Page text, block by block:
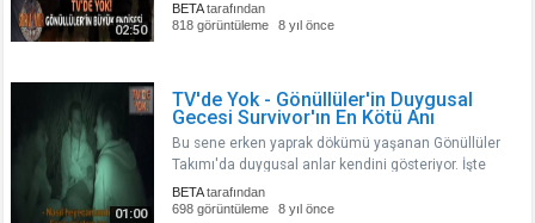
02:50
BETAtarafından
818 görüntüleme
8 yıl önce
01:00
TV'de Yok - Gönüllüler'in Duygusal
Gecesi Survivor'ın En Kötü Anı
Bu sene erken yaprak dökümü yaşanan Gönüllüler
Takımı'da duygusal anlar kendini gösteriyor. İşte
yarışmacıların duygu dolu konuşmaları.....
BETAtarafından
698 görüntüleme
8 yıl önce